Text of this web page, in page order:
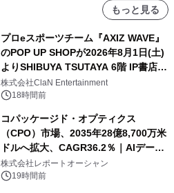
もっと見る
プロeスポーツチーム『AXIZ WAVE』
のPOP UP SHOPが2026年8月1日(土)
よりSHIBUYA TSUTAYA 6階 IP書店で
開催決定！！
株式会社ClaN Entertainment
18時間前
コパッケージド・オプティクス
（CPO）市場、2035年28億8,700万米
ドルへ拡大、CAGR36.2％｜AIデータ
センター・高速光通信需要が成長を加
速
株式会社レポートオーシャン
19時間前